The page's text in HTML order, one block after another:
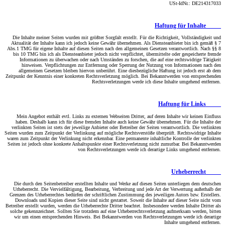
USt-IdNr.: DE214317033
Haftung für Inhalte
Die Inhalte meiner Seiten wurden mit größter Sorgfalt erstellt. Für die Richtigkeit, Vollständigkeit und
Aktualität der Inhalte kann ich jedoch keine Gewähr übernehmen. Als Diensteanbieter bin ich gemäß § 7
Abs.1 TMG für eigene Inhalte auf diesen Seiten nach den allgemeinen Gesetzen verantwortlich. Nach §§ 8
bis 10 TMG bin ich als Diensteanbieter jedoch nicht verpflichtet, übermittelte oder gespeicherte fremde
Informationen zu überwachen oder nach Umständen zu forschen, die auf eine rechtswidrige Tätigkeit
hinweisen. Verpflichtungen zur Entfernung oder Sperrung der Nutzung von Informationen nach den
allgemeinen Gesetzen bleiben hiervon unberührt. Eine diesbezügliche Haftung ist jedoch erst ab dem
Zeitpunkt der Kenntnis einer konkreten Rechtsverletzung möglich. Bei Bekanntwerden von entsprechenden
Rechtsverletzungen werde ich diese Inhalte umgehend entfernen.
Haftung für Links
Mein Angebot enthält evtl. Links zu externen Webseiten Dritter, auf deren Inhalte wir keinen Einfluss
haben. Deshalb kann ich für diese fremden Inhalte auch keine Gewähr übernehmen. Für die Inhalte der
verlinkten Seiten ist stets der jeweilige Anbieter oder Betreiber der Seiten verantwortlich. Die verlinkten
Seiten wurden zum Zeitpunkt der Verlinkung auf mögliche Rechtsverstöße überprüft. Rechtswidrige Inhalte
waren zum Zeitpunkt der Verlinkung nicht erkennbar. Eine permanente inhaltliche Kontrolle der verlinkten
Seiten ist jedoch ohne konkrete Anhaltspunkte einer Rechtsverletzung nicht zumutbar. Bei Bekanntwerden
von Rechtsverletzungen werde ich derartige Links umgehend entfernen.
Urheberrecht
Die durch den Seitenbetreiber erstellten Inhalte und Werke auf diesen Seiten unterliegen dem deutschen
Urheberrecht. Die Vervielfältigung, Bearbeitung, Verbreitung und jede Art der Verwertung außerhalb der
Grenzen des Urheberrechtes bedürfen der schriftlichen Zustimmung des jeweiligen Autors bzw. Erstellers.
Downloads und Kopien dieser Seite sind nicht gestattet. Soweit die Inhalte auf dieser Seite nicht vom
Betreiber erstellt wurden, werden die Urheberrechte Dritter beachtet. Insbesondere werden Inhalte Dritter als
solche gekennzeichnet. Sollten Sie trotzdem auf eine Urheberrechtsverletzung aufmerksam werden, bitten
wir um einen entsprechenden Hinweis. Bei Bekanntwerden von Rechtsverletzungen werde ich derartige
Inhalte umgehend entfernen.